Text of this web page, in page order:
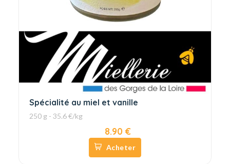
Spécialité au miel et vanille
250 g - 35.6 €/kg
8.90 €
Acheter